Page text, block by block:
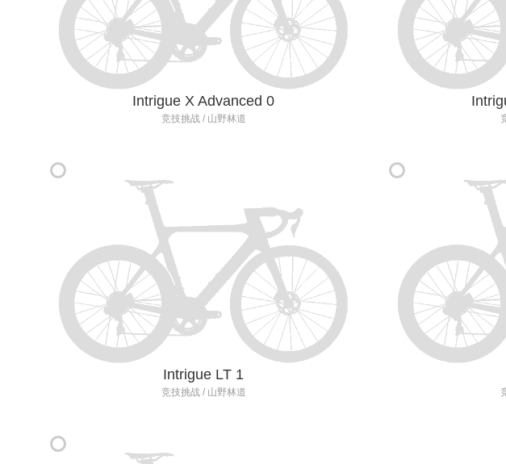
Intrigue X Advanced 0
竞技挑战 / 山野林道
Intrigue LT 1
竞技挑战 / 山野林道